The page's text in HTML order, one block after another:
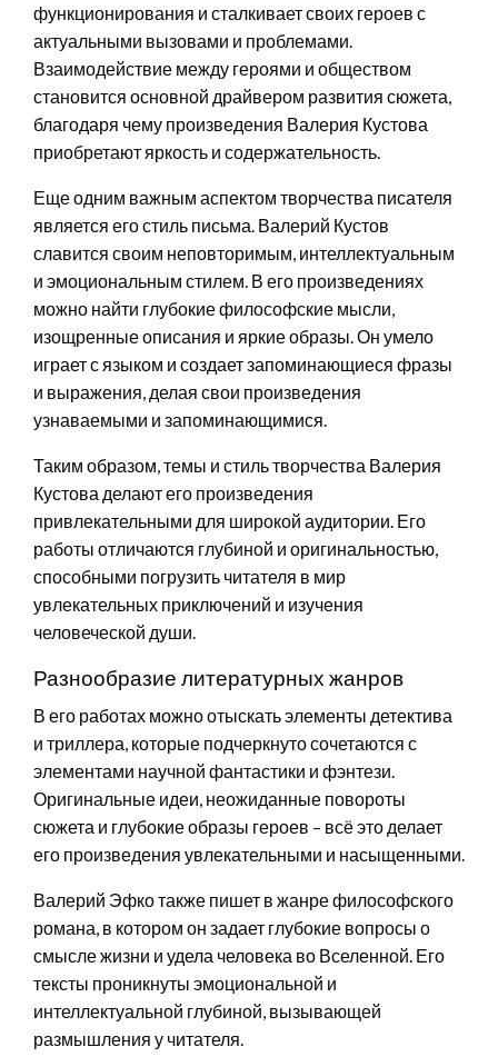
функционирования и сталкивает своих героев с
актуальными вызовами и проблемами.
Взаимодействие между героями и обществом
становится основной драйвером развития сюжета,
благодаря чему произведения Валерия Кустова
приобретают яркость и содержательность.
Еще одним важным аспектом творчества писателя
является его стиль письма. Валерий Кустов
славится своим неповторимым, интеллектуальным
и эмоциональным стилем. В его произведениях
можно найти глубокие философские мысли,
изощренные описания и яркие образы. Он умело
играет с языком и создает запоминающиеся фразы
и выражения, делая свои произведения
узнаваемыми и запоминающимися.
Таким образом, темы и стиль творчества Валерия
Кустова делают его произведения
привлекательными для широкой аудитории. Его
работы отличаются глубиной и оригинальностью,
способными погрузить читателя в мир
увлекательных приключений и изучения
человеческой души.
Разнообразие литературных жанров
В его работах можно отыскать элементы детектива
и триллера, которые подчеркнуто сочетаются с
элементами научной фантастики и фэнтези.
Оригинальные идеи, неожиданные повороты
сюжета и глубокие образы героев – всё это делает
его произведения увлекательными и насыщенными.
Валерий Эфко также пишет в жанре философского
романа, в котором он задает глубокие вопросы о
смысле жизни и удела человека во Вселенной. Его
тексты проникнуты эмоциональной и
интеллектуальной глубиной, вызывающей
размышления у читателя.